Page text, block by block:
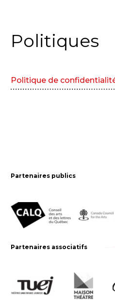
Politiques
Politique de
Partenaires publics
Partenaires associatifs